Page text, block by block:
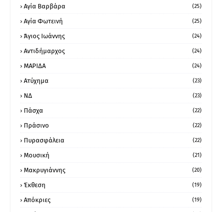
Αγία Βαρβάρα (25)
Αγία Φωτεινή (25)
Άγιος Ιωάννης (24)
Αντιδήμαρχος (24)
ΜΑΡΙΔΑ (24)
Ατύχημα (23)
ΝΔ (23)
Πάσχα (22)
Πράσινο (22)
Πυρασφάλεια (22)
Μουσική (21)
Μακρυγιάννης (20)
Έκθεση (19)
Απόκριες (19)